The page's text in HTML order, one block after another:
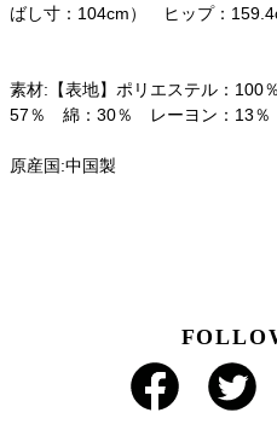
ばし寸：104cm） ヒップ：
素材:【表地】ポリエステル：100
57％ 綿：30％ レーヨン：13％
原産国:中国製